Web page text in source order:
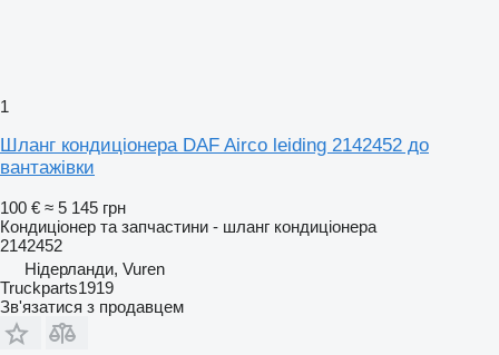
1
Шланг кондиціонера DAF Airco leiding 2142452 до
вантажівки
100 € ≈ 5 145 грн
Кондиціонер та запчастини - шланг кондиціонера
2142452
Нідерланди, Vuren
Truckparts1919
Зв'язатися з продавцем